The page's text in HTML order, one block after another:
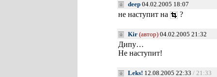
deep 04.02.2005 18:07
не наступит на ?
Kir (автор) 04.02.2005 21:32
Дипу…
Не наступит!
Leks! 12.08.2005 22:33 / 21:33